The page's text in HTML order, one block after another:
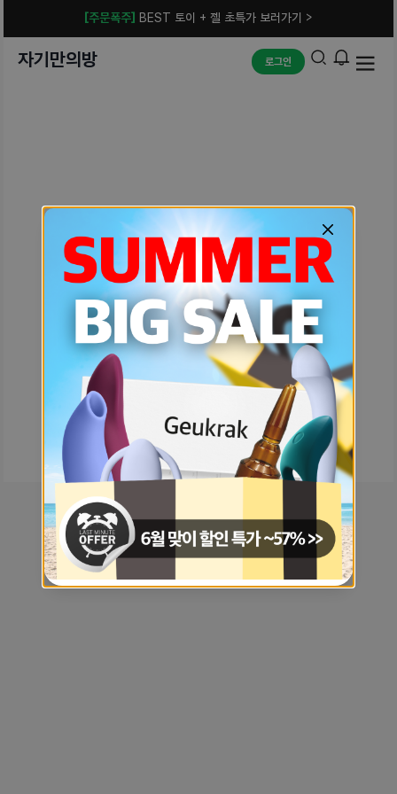
[주문폭주] BEST 토이 + 젤 초특가 보러가기 >
자기만의방 로그인
예상치 못한 에러입니다.